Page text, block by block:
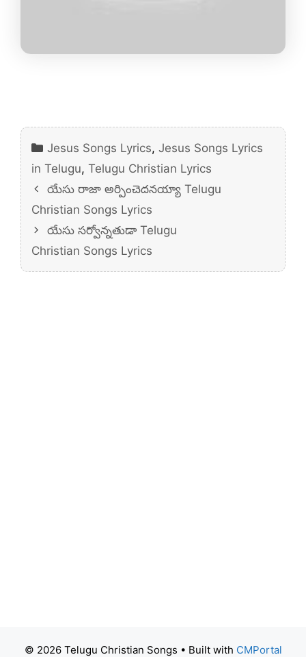
Categories
Jesus Songs Lyrics,Jesus Songs Lyrics
in Telugu, Telugu Christian Lyrics
యేసు రాజా అర్పించెదనయ్యా Telugu
Christian Songs Lyrics
యేసు సర్వోన్నతుడా Telugu
Christian Songs Lyrics
© 2026 Telugu Christian Songs • Built with CMPortal